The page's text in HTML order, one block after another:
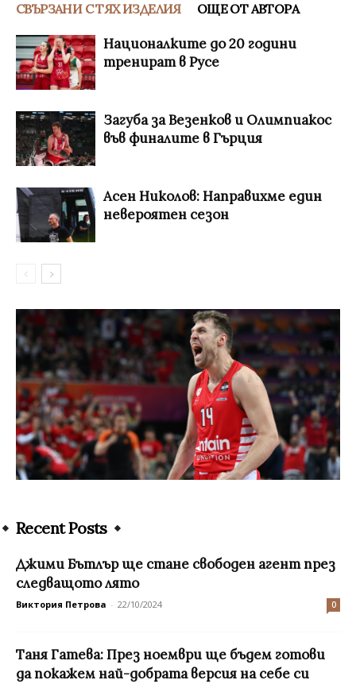
СВЪРЗАНИ С ТЯХ ИЗДЕЛИЯ ОЩЕ ОТ АВТОРА
Националките до 20 години
тренират в Русе
Загуба за Везенков и Олимпиакос
във финалите в Гърция
Асен Николов: Направихме един
невероятен сезон
Recent Posts
Джими Бътлър ще стане свободен агент през
следващото лято
Виктория Петрова - 22/10/2024 0
Таня Гатева: През ноември ще бъдем готови
да покажем най-добрата версия на себе си